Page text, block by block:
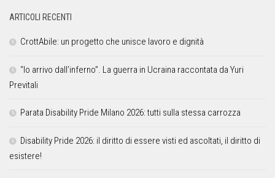
ARTICOLI RECENTI
CrottAbile: un progetto che unisce lavoro e dignità
“Io arrivo dall’inferno”. La guerra in Ucraina raccontata da Yuri
Previtali
Parata Disability Pride Milano 2026: tutti sulla stessa carrozza
Disability Pride 2026: il diritto di essere visti ed ascoltati, il diritto di
esistere!